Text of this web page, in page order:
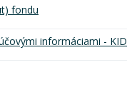
fondu
informáciami - KID